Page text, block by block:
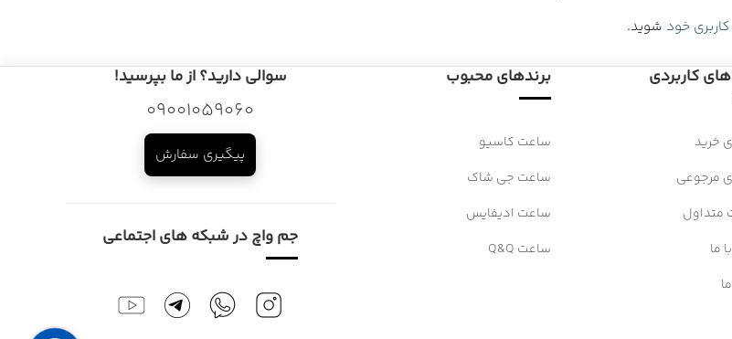
خود شوید.
کاربردی
خرید
مرجوعی
متداول
ما
برندهای محبوب
ساعت کاسیو
ساعت جی شاک
ساعت ادیفایس
ساعت Q&Q
سوالی دارید؟ از ما بپرسید!
09001059060
پیگیری سفارش
جم واچ در شبکه های اجتماعی